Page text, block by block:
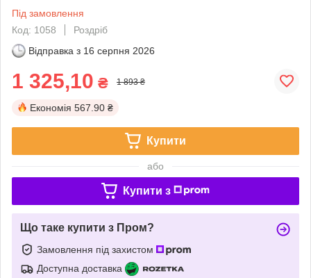
Під замовлення
Код: 1058
Роздріб
Відправка з 16 серпня 2026
1 325,10 ₴ 1 893 ₴
Економія 567.90 ₴
Купити
або
Купити з
Що таке купити з Пром?
Замовлення під захистом
Доступна доставка